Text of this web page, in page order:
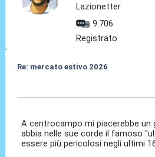
Lazionetter
9.706
Registrato
Re: mercato estivo 2026
A centrocampo mi piacerebbe
abbia nelle sue corde il famoso
essere più pericolosi negli ultimi